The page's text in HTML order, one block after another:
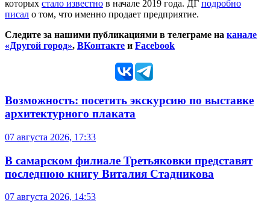
которых стало известно в начале 2019 года. ДГ подробно
писал о том, что именно продает предприятие.
Следите за нашими публикациями в телеграме на канале
«Другой город», ВКонтакте и Facebook
Возможность: посетить экскурсию по выставке
архитектурного плаката
07 августа 2026, 17:33
В самарском филиале Третьяковки представят
последнюю книгу Виталия Стадникова
07 августа 2026, 14:53